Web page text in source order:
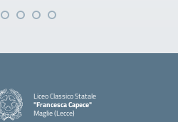
Liceo Classico Statale
"Francesca Capece"
Maglie (Lecce)